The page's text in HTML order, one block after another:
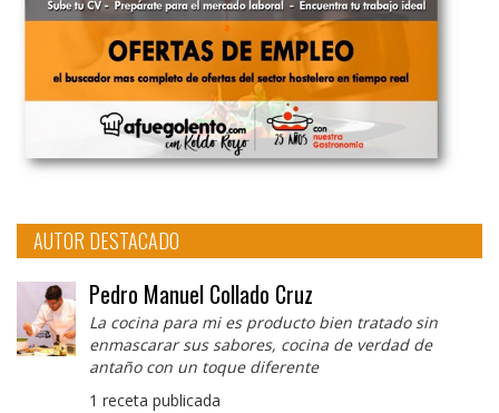
AUTOR DESTACADO
Pedro Manuel Collado Cruz
La cocina para mi es producto bien tratado sin
enmascarar sus sabores, cocina de verdad de
antaño con un toque diferente
1 receta publicada